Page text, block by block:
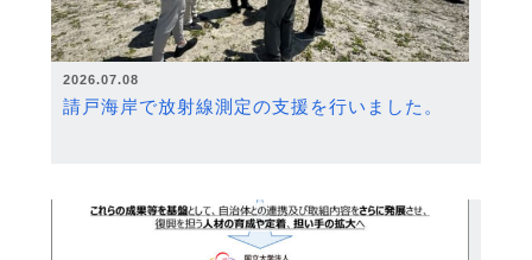
2026.07.08
請戸海岸で放射線測定の支援を行いました。